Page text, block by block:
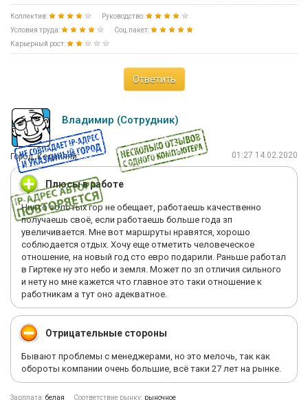
Коллектив:
Руководство:
Условия труда:
Соц.пакет:
Карьерный рост:
Ответить
Владимир (Сотрудник)
Город: Кедайняй 01:27 14.02.2020
Плюсы в работе
Никто золотых гор не обещает, работаешь качественно
получаешь своё, если работаешь больше года зп
увеличивается. Мне вот маршруты нравятся, хорошо
соблюдается отдых. Хочу еще отметить человеческое
отношение, на новый год сто евро подарили. Раньше работал
в Гиртеке ну это небо и земля. Может по зп отличия сильного
и нету но мне кажется что главное это таки отношение к
работникам а тут оно адекватное.
Отрицательные стороны
Бывают проблемы с менеджерами, но это мелочь, так как
обороты компании очень большие, всё таки 27 лет на рынке.
Зарплата: белая Соответствие рынку: рыночное